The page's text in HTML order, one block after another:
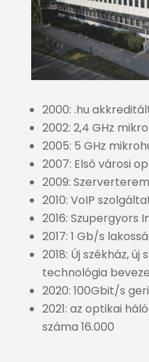
2000: .hu
2002: 2,4 GHz
2005: 5 GHz
2007: Első városi
2009:
2010: VoIP
2016: Szupergyors
2017: 1 Gb/s
2018: Új székház,
technológia
2020: 100Gbit/s
2021: az optikai
száma 16.000